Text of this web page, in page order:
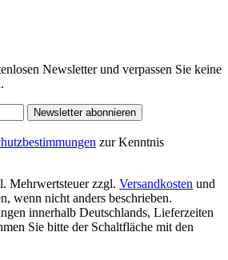
Newsletter und verpassen Sie keine
Newsletter abonnieren
zur Kenntnis
Mehrwertsteuer zzgl. Versandkosten und
wenn nicht anders beschrieben.
innerhalb Deutschlands, Lieferzeiten
Sie bitte der Schaltfläche mit den